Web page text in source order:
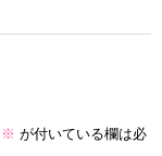
※ が付いている欄は必